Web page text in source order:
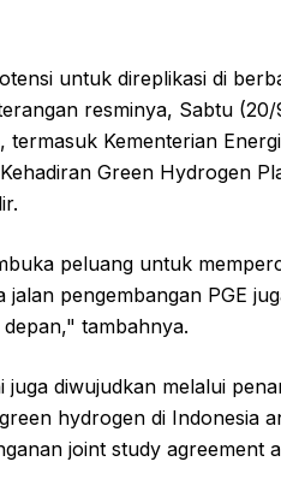
untuk direplikasi di
resminya, Sabtu
Kementerian
Green Hydrogen
peluang untuk
pengembangan PGE
tambahnya.
diwujudkan melalui
hydrogen di Indonesia
joint study agreement